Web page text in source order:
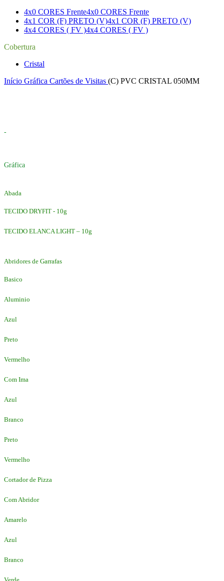
4x0 CORES Frente4x0 CORES Frente
4x1 COR (F) PRETO (V)4x1 COR (F) PRETO (V)
4x4 CORES ( FV )4x4 CORES ( FV )
Cobertura
Cristal
Início Gráfica Cartões de Visitas (C) PVC CRISTAL 050MM
-
Gráfica
Abada
TECIDO DRYFIT - 10g
TECIDO ELANCA LIGHT – 10g
Abridores de Garrafas
Basico
Aluminio
Azul
Preto
Vermelho
Com Ima
Azul
Branco
Preto
Vermelho
Cortador de Pizza
Com Abridor
Amarelo
Azul
Branco